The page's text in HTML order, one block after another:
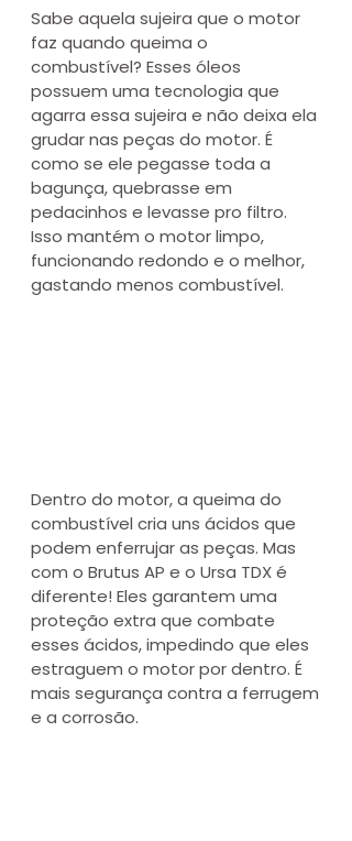
Sabe aquela sujeira que o motor
faz quando queima o
combustível? Esses óleos
possuem uma tecnologia que
agarra essa sujeira e não deixa ela
grudar nas peças do motor. É
como se ele pegasse toda a
bagunça, quebrasse em
pedacinhos e levasse pro filtro.
Isso mantém o motor limpo,
funcionando redondo e o melhor,
gastando menos combustível.
Dentro do motor, a queima do
combustível cria uns ácidos que
podem enferrujar as peças. Mas
com o Brutus AP e o Ursa TDX é
diferente! Eles garantem uma
proteção extra que combate
esses ácidos, impedindo que eles
estraguem o motor por dentro. É
mais segurança contra a ferrugem
e a corrosão.